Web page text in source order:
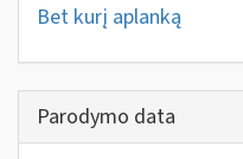
Bet kurį aplanką
Parodymo data